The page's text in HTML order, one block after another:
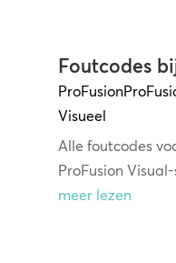
Foutcodes
ProFusion
Visueel
Alle foutcodes
ProFusion
meer lezen